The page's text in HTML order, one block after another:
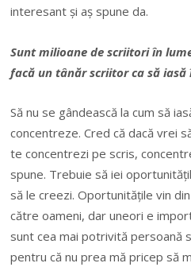
interesant și aș spune da.
Sunt milioane de scriitori în
facă un tânăr scriitor ca să iasă
Să nu se gândească la cum să
concentreze. Cred că dacă vrei
te concentrezi pe scris,
spune. Trebuie să iei
să le creezi. Oportunitățile vin
către oameni, dar uneori e
sunt cea mai potrivită persoană
pentru că nu prea mă pricep să